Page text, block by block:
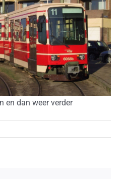
en dan weer verder